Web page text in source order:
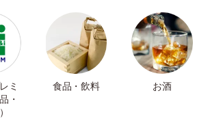
ミ
・
食品・飲料 お酒